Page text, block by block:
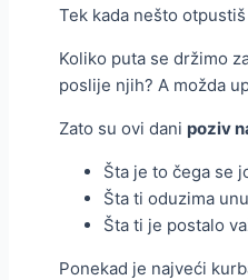
Tek kada nešto
Koliko puta se držimo
poslije njih? A možda
Zato su ovi dani poziv
Šta je to čega se
Šta ti oduzima
Šta ti je postalo
Ponekad je najveći